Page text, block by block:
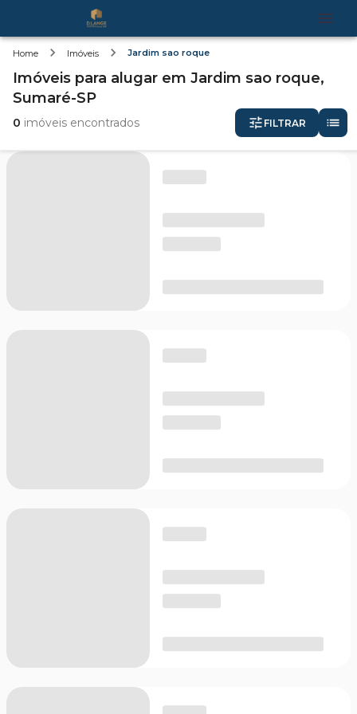
Home Imóveis Jardim sao roque
Imóveis para alugar em Jardim sao roque,
Sumaré-SP
0 imóveis encontrados FILTRAR